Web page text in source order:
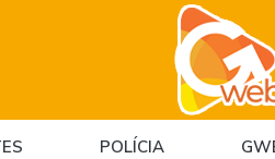
POLÍCIA